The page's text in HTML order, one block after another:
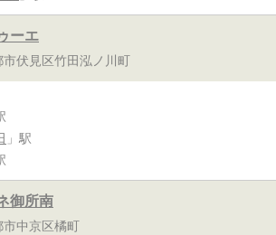
ーエ
市伏見区竹田泓ノ川町
」駅
御所南
市中京区橘町